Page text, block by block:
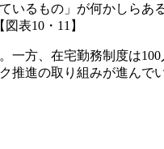
るもの」が何かしら
表10・11】
方、在宅勤務制度は
推進の取り組みが進んでい